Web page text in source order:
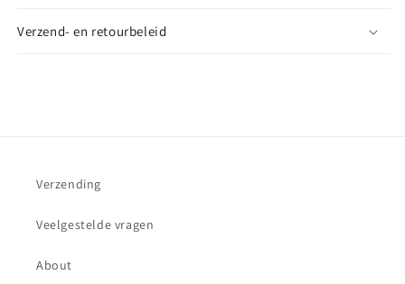
Verzend- en retourbeleid
Verzending
Veelgestelde vragen
About